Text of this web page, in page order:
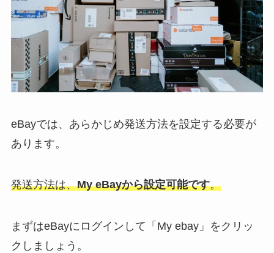
eBayでは、あらかじめ発送方法を設定する必要が
あります。
発送方法は、My eBayから設定可能です。
まずはeBayにログインして「My ebay」をクリッ
クしましょう。